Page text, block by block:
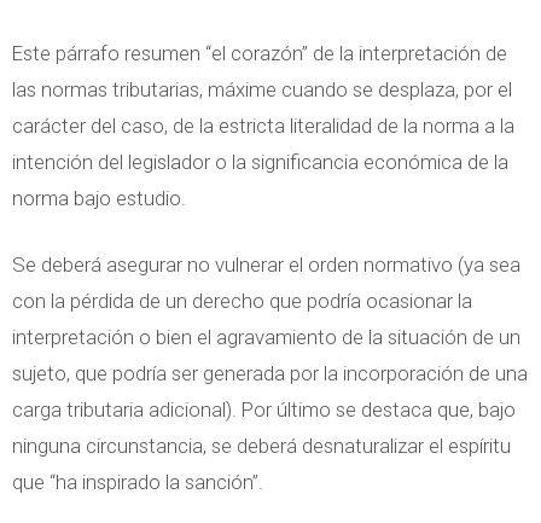
Este párrafo resumen “el corazón” de la interpretación de
las normas tributarias, máxime cuando se desplaza, por el
carácter del caso, de la estricta literalidad de la norma a la
intención del legislador o la significancia económica de la
norma bajo estudio.
Se deberá asegurar no vulnerar el orden normativo (ya sea
con la pérdida de un derecho que podría ocasionar la
interpretación o bien el agravamiento de la situación de un
sujeto, que podría ser generada por la incorporación de una
carga tributaria adicional). Por último se destaca que, bajo
ninguna circunstancia, se deberá desnaturalizar el espíritu
que “ha inspirado la sanción”.